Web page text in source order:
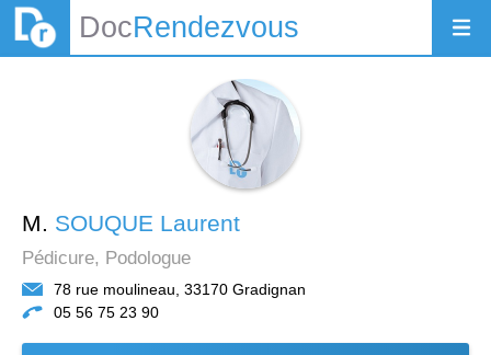
DocRendezvous
M. SOUQUE Laurent
Pédicure, Podologue
78 rue moulineau, 33170 Gradignan
05 56 75 23 90